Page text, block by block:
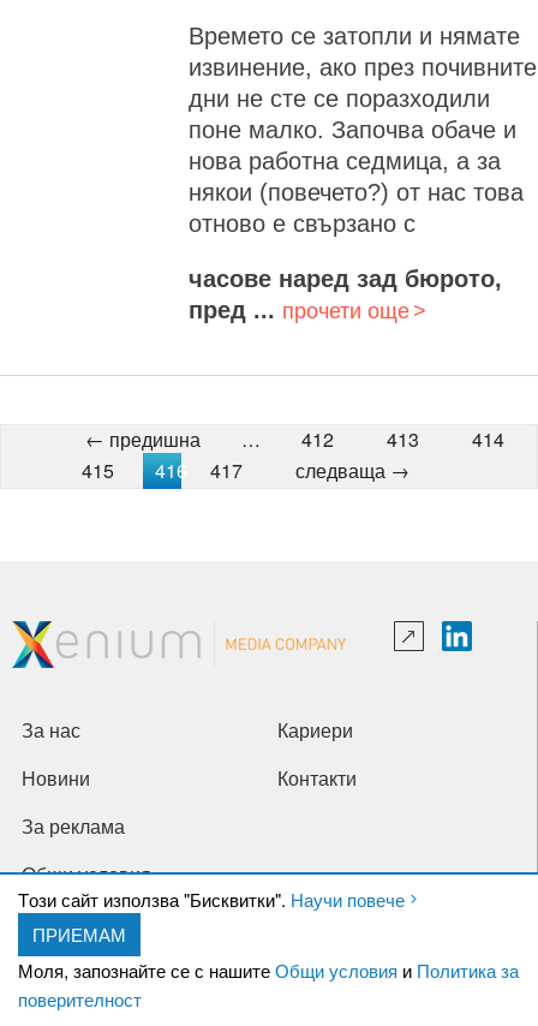
Времето се затопли и нямате
извинение, ако през почивните
дни не сте се поразходили
поне малко. Започва обаче и
нова работна седмица, а за
някои (повечето?) от нас това
отново е свързано с
часове наред зад бюрото,
пред ... прочети още
← предишна … 412 413
414
415
416 417 следваща →
Tози сайт използва "Бисквитки". Научи повече
ПРИЕМАМ
Моля, запознайте се с нашитеОбщи условия и Политика за
поверителност
За нас Кариери
Новини Контакти
За реклама
Общи условия
Политика на 'Бисквитките'